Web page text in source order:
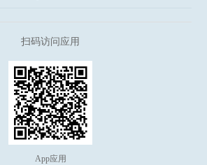
扫码访问应用
App应用